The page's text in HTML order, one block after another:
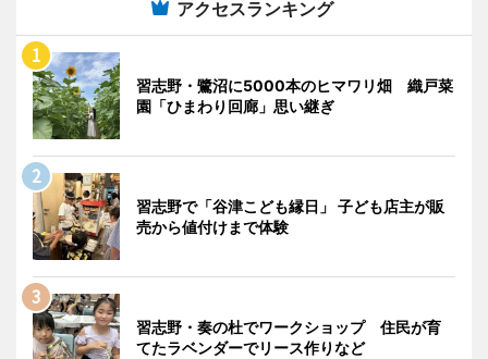
アクセスランキング
習志野・鷺沼に5000本のヒマワリ畑 織戸菜
園「ひまわり回廊」思い継ぎ
習志野で「谷津こども縁日」 子ども店主が販
売から値付けまで体験
習志野・奏の杜でワークショップ 住民が育
てたラベンダーでリース作りなど